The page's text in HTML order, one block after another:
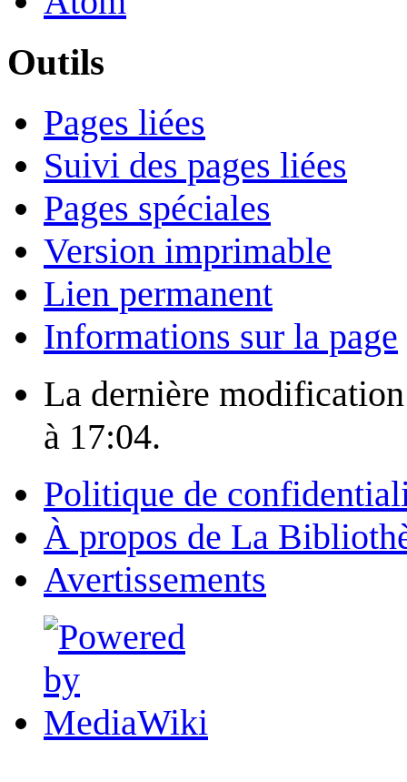
Outils
Pages liées
Suivi des pages liées
Pages spéciales
Version imprimable
Lien permanent
Informations sur la page
La dernière
à 17:04.
Politique de
À propos de La
Avertissements